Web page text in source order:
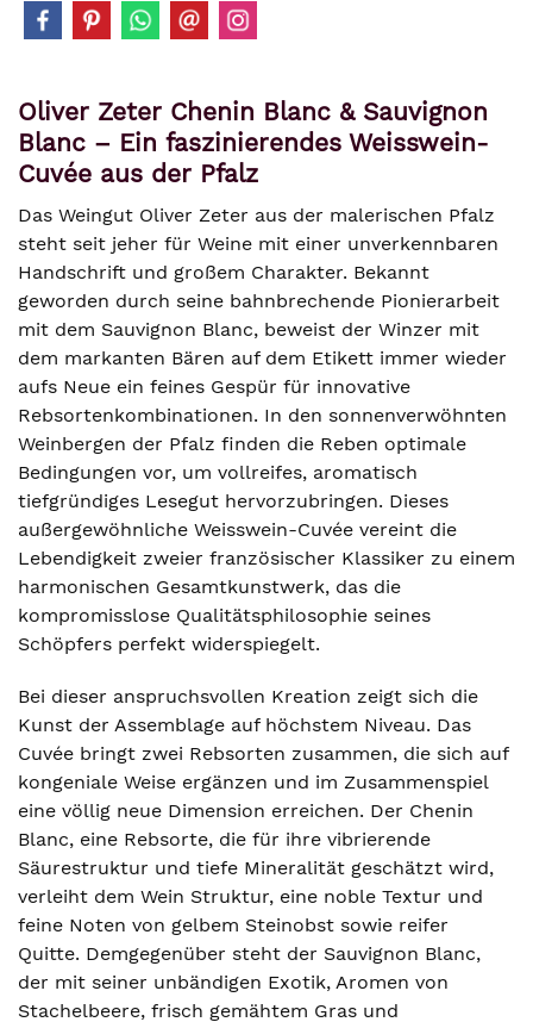
Oliver Zeter Chenin Blanc & Sauvignon
Blanc – Ein faszinierendes Weisswein-
Cuvée aus der Pfalz
Das Weingut Oliver Zeter aus der malerischen Pfalz
steht seit jeher für Weine mit einer unverkennbaren
Handschrift und großem Charakter. Bekannt
geworden durch seine bahnbrechende Pionierarbeit
mit dem Sauvignon Blanc, beweist der Winzer mit
dem markanten Bären auf dem Etikett immer wieder
aufs Neue ein feines Gespür für innovative
Rebsortenkombinationen. In den sonnenverwöhnten
Weinbergen der Pfalz finden die Reben optimale
Bedingungen vor, um vollreifes, aromatisch
tiefgründiges Lesegut hervorzubringen. Dieses
außergewöhnliche Weisswein-Cuvée vereint die
Lebendigkeit zweier französischer Klassiker zu einem
harmonischen Gesamtkunstwerk, das die
kompromisslose Qualitätsphilosophie seines
Schöpfers perfekt widerspiegelt.
Bei dieser anspruchsvollen Kreation zeigt sich die
Kunst der Assemblage auf höchstem Niveau. Das
Cuvée bringt zwei Rebsorten zusammen, die sich auf
kongeniale Weise ergänzen und im Zusammenspiel
eine völlig neue Dimension erreichen. Der Chenin
Blanc, eine Rebsorte, die für ihre vibrierende
Säurestruktur und tiefe Mineralität geschätzt wird,
verleiht dem Wein Struktur, eine noble Textur und
feine Noten von gelbem Steinobst sowie reifer
Quitte. Demgegenüber steht der Sauvignon Blanc,
der mit seiner unbändigen Exotik, Aromen von
Stachelbeere, frisch gemähtem Gras und